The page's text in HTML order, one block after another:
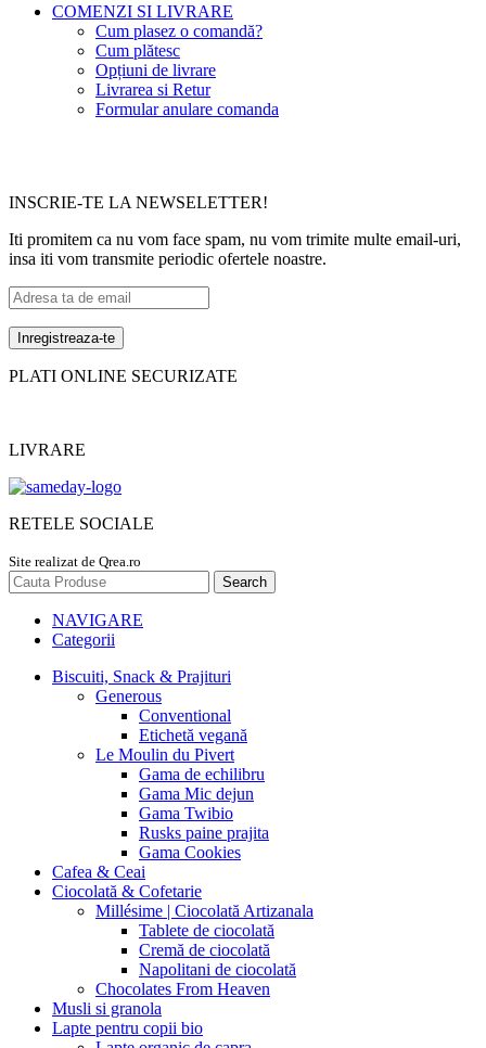
COMENZI SI LIVRARE
Cum plasez o comandă?
Cum plătesc
Opțiuni de livrare
Livrarea si Retur
Formular anulare comanda
INSCRIE-TE LA NEWSELETTER!
Iti promitem ca nu vom face spam, nu vom trimite multe email-uri,
insa iti vom transmite periodic ofertele noastre.
PLATI ONLINE SECURIZATE
LIVRARE
RETELE SOCIALE
Site realizat de Qrea.ro
Search
NAVIGARE
Categorii
Biscuiti, Snack & Prajituri
Generous
Conventional
Etichetă vegană
Le Moulin du Pivert
Gama de echilibru
Gama Mic dejun
Gama Twibio
Rusks paine prajita
Gama Cookies
Cafea & Ceai
Ciocolată & Cofetarie
Millésime | Ciocolată Artizanala
Tablete de ciocolată
Cremă de ciocolată
Napolitani de ciocolată
Chocolates From Heaven
Musli si granola
Lapte pentru copii bio